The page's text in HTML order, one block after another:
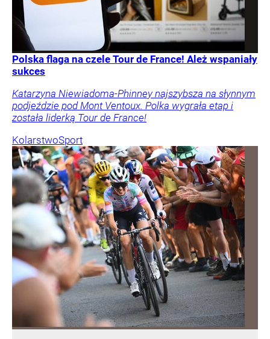
Polska flaga na czele Tour de France! Ależ wspaniały
sukces
Katarzyna Niewiadoma-Phinney najszybsza na słynnym
podjeździe pod Mont Ventoux. Polka wygrała etap i
została liderką Tour de France!
KolarstwoSport